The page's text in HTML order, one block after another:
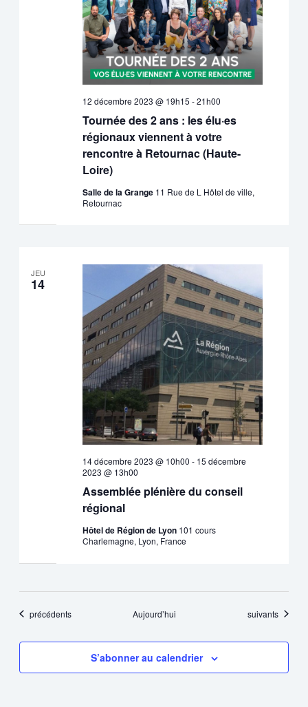
Tournée des 2 ans : les élu·es
régionaux viennent à votre
rencontre à Retournac (Haute-
Loire)
12 décembre 2023 @ 19h15 -21h00
Salle de la Grange 11 Rue de L Hôtel de ville,
Retournac
JEU
14
Assemblée plénière du conseil
régional
14 décembre 2023 @ 10h00 - 15 décembre
2023 @ 13h00
Hôtel de Région de Lyon 101 cours
Charlemagne, Lyon, France
Évènements
précédents Aujourd’hui Évènements
suivants
S’abonner au calendrier